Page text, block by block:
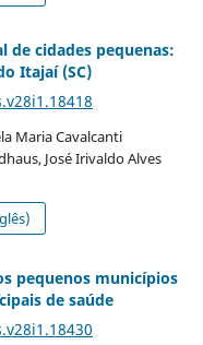
de cidades pequenas:
Itajaí (SC)
Maria Cavalcanti
José Irivaldo Alves
pequenos municípios
de saúde